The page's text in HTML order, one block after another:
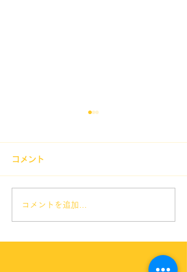
療日
は暦通りとなります。 ５月
３日～６日まで休診、７日か
コメント
コメントを追加…